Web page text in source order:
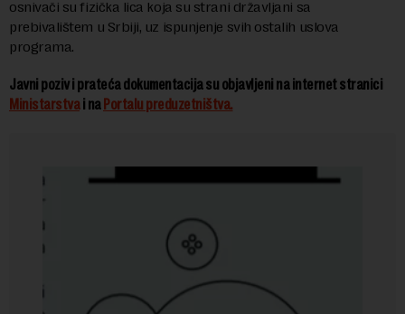
osnivači su fizička lica koja su strani državljani sa
prebivalištem u Srbiji, uz ispunjenje svih ostalih uslova
programa.
Javni poziv i prateća dokumentacija su objavljeni na internet stranici
Ministarstvai na Portalu preduzetništva.